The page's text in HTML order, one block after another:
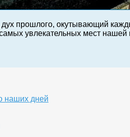
прошлого, окутывающий
увлекательных мест
наших дней